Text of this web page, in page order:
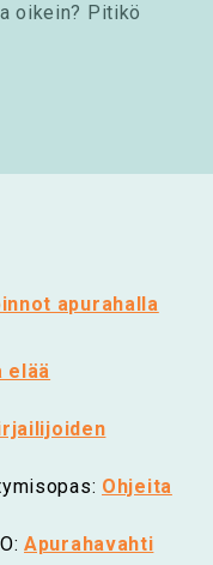
oikein? Pitikö
apurahalla
elää
Ohjeita
Apurahavahti